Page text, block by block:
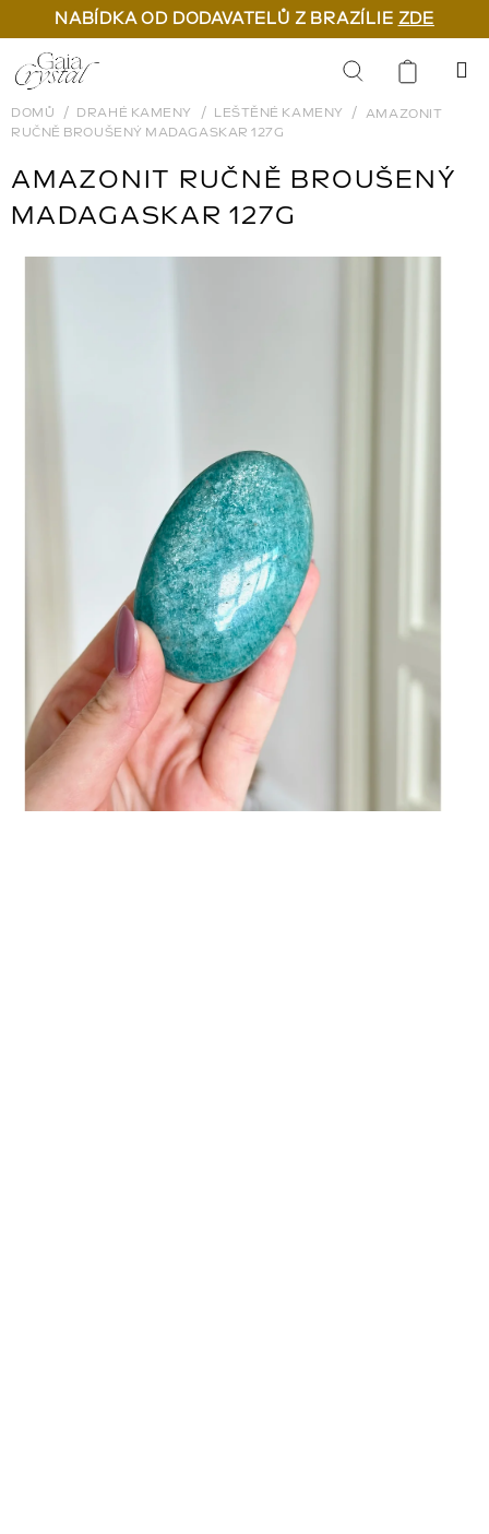
NABÍDKA OD DODAVATELŮ Z BRAZÍLIE ZDE
Přejít
na
obsah
Hledat
DOMŮ DRAHÉ KAMENY LEŠTĚNÉ KAMENY
AMAZONIT
RUČNĚ BROUŠENÝ MADAGASKAR 127G
AMAZONIT RUČNĚ BROUŠENÝ
MADAGASKAR 127G